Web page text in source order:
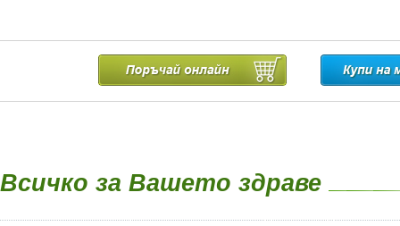
Всичко за Вашето здраве